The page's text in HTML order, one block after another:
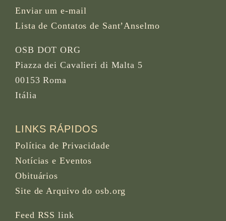
Enviar um e-mail
Lista de Contatos de Sant’Anselmo
OSB DOT ORG
Piazza dei Cavalieri di Malta 5
00153 Roma
Itália
LINKS RÁPIDOS
Política de Privacidade
Notícias e Eventos
Obituários
Site de Arquivo do osb.org
Feed RSS link